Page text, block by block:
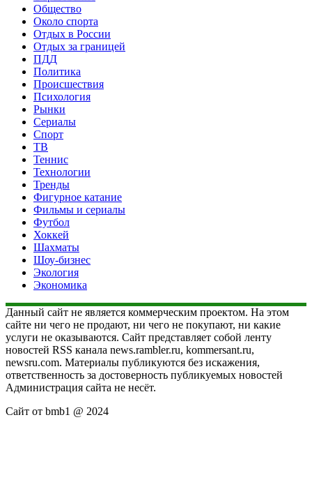
Общество
Около спорта
Отдых в России
Отдых за границей
ПДД
Политика
Происшествия
Психология
Рынки
Сериалы
Спорт
ТВ
Теннис
Технологии
Тренды
Фигурное катание
Фильмы и сериалы
Футбол
Хоккей
Шахматы
Шоу-бизнес
Экология
Экономика
Данный сайт не является коммерческим проектом. На этом
сайте ни чего не продают, ни чего не покупают, ни какие
услуги не оказываются. Сайт представляет собой ленту
новостей RSS канала news.rambler.ru, kommersant.ru,
newsru.com. Материалы публикуются без искажения,
ответственность за достоверность публикуемых новостей
Администрация сайта не несёт.
Сайт от bmb1 @ 2024